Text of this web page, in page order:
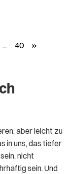
... 40 »weiter
aber leicht zu
in uns, das tiefer
nicht
sein. Und